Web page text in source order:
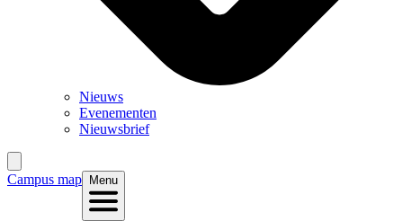
Nieuws
Evenementen
Nieuwsbrief
Campus map Menu